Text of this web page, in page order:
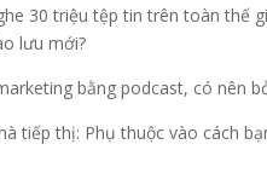
30 triệu tệp tin trên toàn thế
lưu mới?
bằng podcast, có nên
tiếp thị: Phụ thuộc vào cách